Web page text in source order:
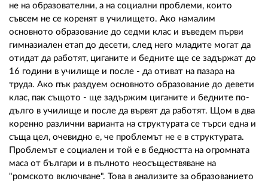
не на образователни, а на социални проблеми, които
съвсем не се коренят в училището. Ако намалим
основното образование до седми клас и въведем първи
гимназиален етап до десети, след него младите могат да
отидат да работят, циганите и бедните ще се задържат до
16 години в училище и после - да отиват на пазара на
труда. Ако пък раздуем основното образование до девети
клас, пак същото - ще задържим циганите и бедните по-
дълго в училище и после да вървят да работят. Щом в два
коренно различни варианта на структурата се търси една и
съща цел, очевидно е, че проблемът не е в структурата.
Проблемът е социален и той е в бедността на огромната
маса от българи и в пълното неосъществяване на
"ромското включване". Това в анализите за образованието